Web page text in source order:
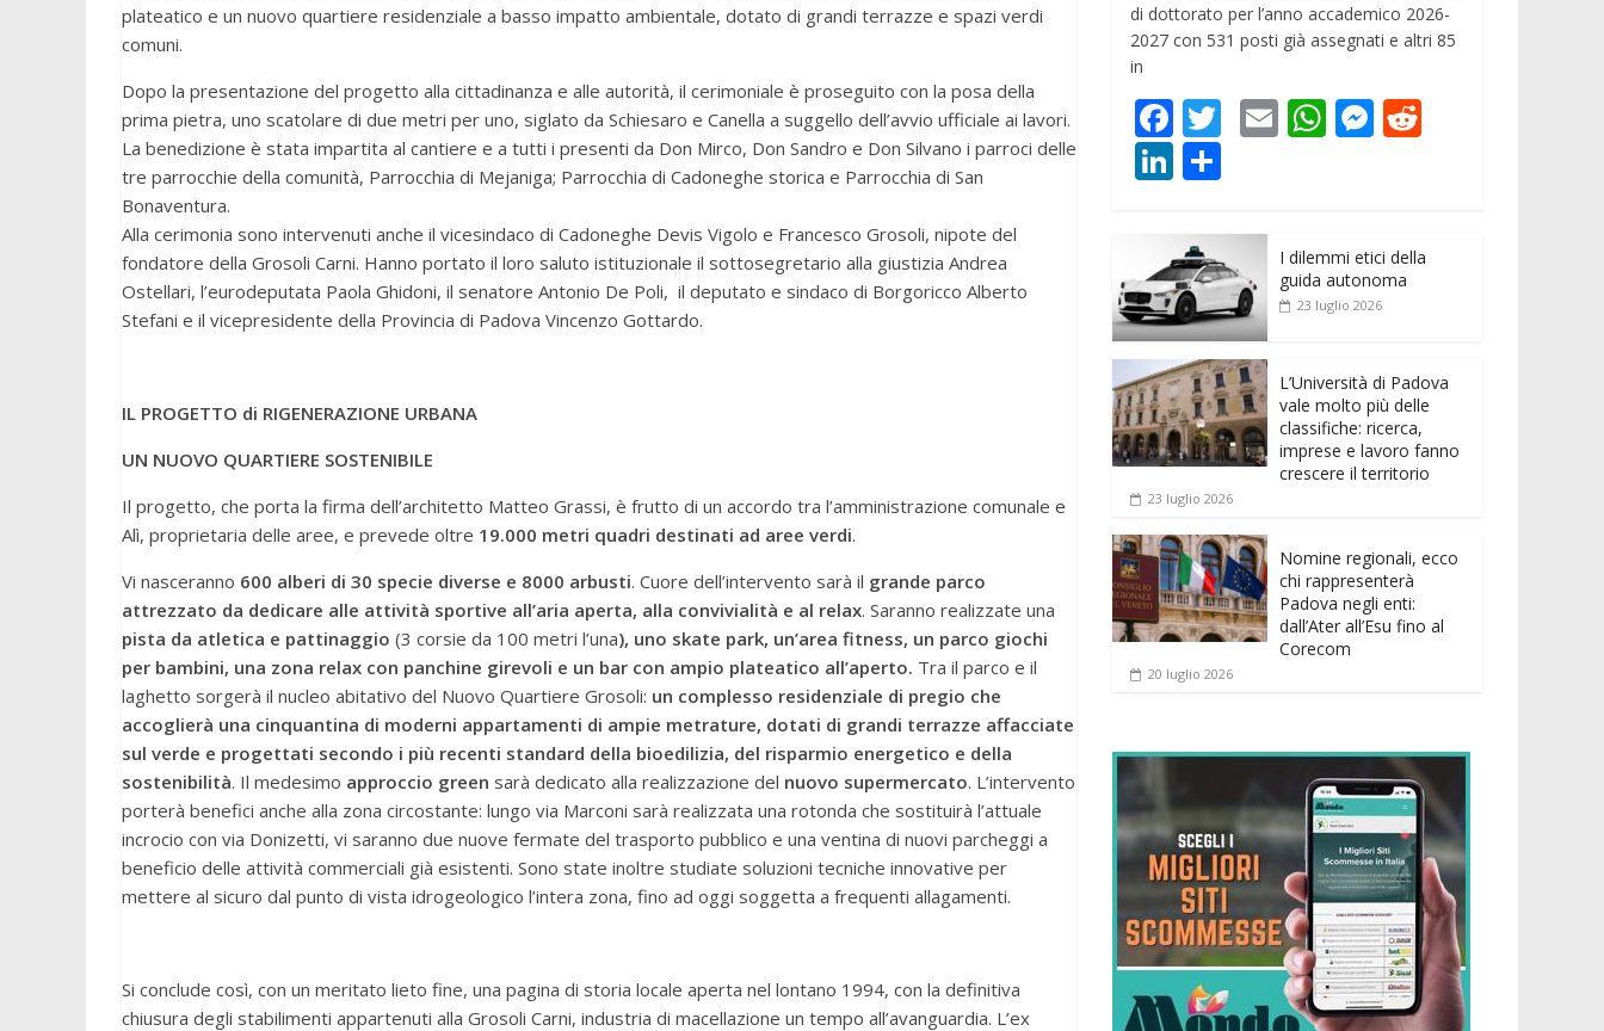
plateatico e un nuovo quartiere residenziale a basso impatto ambientale, dotato di grandi terrazze e spazi verdi
comuni.
Dopo la presentazione del progetto alla cittadinanza e alle autorità, il cerimoniale è proseguito con la posa della
prima pietra, uno scatolare di due metri per uno, siglato da Schiesaro e Canella a suggello dell’avvio ufficiale ai lavori.
La benedizione è stata impartita al cantiere e a tutti i presenti da Don Mirco, Don Sandro e Don Silvano i parroci delle
tre parrocchie della comunità, Parrocchia di Mejaniga; Parrocchia di Cadoneghe storica e Parrocchia di San
Bonaventura.
Alla cerimonia sono intervenuti anche il vicesindaco di Cadoneghe Devis Vigolo e Francesco Grosoli, nipote del
fondatore della Grosoli Carni. Hanno portato il loro saluto istituzionale il sottosegretario alla giustizia Andrea
Ostellari, l’eurodeputata Paola Ghidoni, il senatore Antonio De Poli, il deputato e sindaco di Borgoricco Alberto
Stefani e il vicepresidente della Provincia di Padova Vincenzo Gottardo.
IL PROGETTO di RIGENERAZIONE URBANA
UN NUOVO QUARTIERE SOSTENIBILE
Il progetto, che porta la firma dell’architetto Matteo Grassi, è frutto di un accordo tra l’amministrazione comunale e
Alì, proprietaria delle aree, e prevede oltre 19.000 metri quadri destinati ad aree verdi.
Vi nasceranno 600 alberi di 30 specie diverse e 8000 arbusti. Cuore dell’intervento sarà il grande parco
attrezzato da dedicare alle attività sportive all’aria aperta, alla convivialità e al relax. Saranno realizzate una
pista da atletica e pattinaggio (3 corsie da 100 metri l’una), uno skate park, un’area fitness, un parco giochi
per bambini, una zona relax con panchine girevoli e un bar con ampio plateatico all’aperto. Tra il parco e il
laghetto sorgerà il nucleo abitativo del Nuovo Quartiere Grosoli: un complesso residenziale di pregio che
accoglierà una cinquantina di moderni appartamenti di ampie metrature, dotati di grandi terrazze affacciate
sul verde e progettati secondo i più recenti standard della bioedilizia, del risparmio energetico e della
sostenibilità. Il medesimo approccio green sarà dedicato alla realizzazione del nuovo supermercato. L’intervento
porterà benefici anche alla zona circostante: lungo via Marconi sarà realizzata una rotonda che sostituirà l’attuale
incrocio con via Donizetti, vi saranno due nuove fermate del trasporto pubblico e una ventina di nuovi parcheggi a
beneficio delle attività commerciali già esistenti. Sono state inoltre studiate soluzioni tecniche innovative per
mettere al sicuro dal punto di vista idrogeologico l’intera zona, fino ad oggi soggetta a frequenti allagamenti.
Si conclude così, con un meritato lieto fine, una pagina di storia locale aperta nel lontano 1994, con la definitiva
chiusura degli stabilimenti appartenuti alla Grosoli Carni, industria di macellazione un tempo all’avanguardia. L’ex
di dottorato per l’anno accademico 2026-
2027 con 531 posti già assegnati e altri 85
in
F
ac
e
b
o
o
k
T
er
E W
A
p
M
n
g
t
Li
k
e
dI
n
n
di
vi
di
I dilemmi etici della
guida autonoma
23 luglio 2026
L’Università di Padova
vale molto più delle
classifiche: ricerca,
imprese e lavoro fanno
crescere il territorio
23 luglio 2026
Nomine regionali, ecco
chi rappresenterà
Padova negli enti:
dall’Ater all’Esu fino al
Corecom
20 luglio 2026